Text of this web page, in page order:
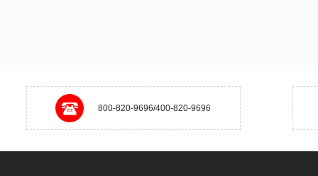
800-820-9696/400-820-9696